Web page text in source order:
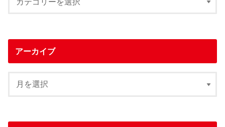
アーカイブ